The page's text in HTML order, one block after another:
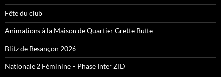
Fête du club
Animations à la Maison de Quartier Grette Butte
Blitz de Besançon 2026
Nationale 2 Féminine – Phase Inter ZID